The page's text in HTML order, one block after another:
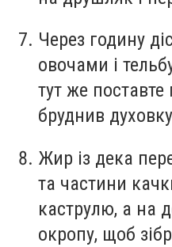
Через годину
овочами і
тут же
бруднив
Жир із дека
та частини
каструлю, а на
окропу, щоб